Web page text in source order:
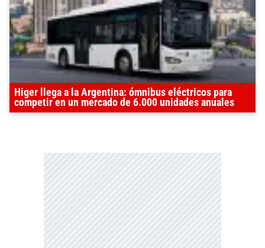
Higer llega a la Argentina: ómnibus eléctricos para
competir en un mercado de 6.000 unidades anuales